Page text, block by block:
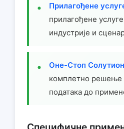
Прилагођене
прилагођене
индустрије и
Оне-Стоп Солутион
комплетно
података до